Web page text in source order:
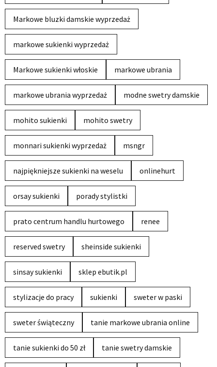
Markowe bluzki damskie wyprzedaż
markowe sukienki wyprzedaż
Markowe sukienki włoskie markowe ubrania
markowe ubrania wyprzedaż modne swetry damskie
mohito sukienki mohito swetry
monnari sukienki wyprzedaż msngr
najpiękniejsze sukienki na weselu onlinehurt
orsay sukienki porady stylistki
prato centrum handlu hurtowego renee
reserved swetry sheinside sukienki
sinsay sukienki sklep ebutik.pl
stylizacje do pracy sukienki sweter w paski
sweter świąteczny tanie markowe ubrania online
tanie sukienki do 50 zł tanie swetry damskie